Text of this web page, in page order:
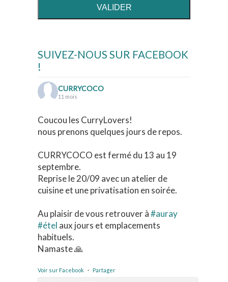
SUIVEZ-NOUS SUR FACEBOOK
!
CURRYCOCO
11 mois
Coucou les CurryLovers!
nous prenons quelques jours de repos.
CURRYCOCO est fermé du 13 au 19
septembre.
Reprise le 20/09 avec un atelier de
cuisine et une privatisation en soirée.
Au plaisir de vous retrouver à#auray
#étel aux jours et emplacements
habituels.
Namaste 🙏
Voir sur Facebook · Partager